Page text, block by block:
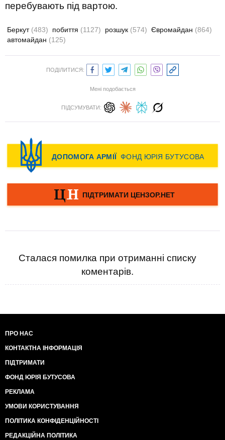
перебувають під вартою.
Беркут (483) побиття (1127) розшук (574) Євромайдан (864)
автомайдан (125)
ПОДІЛИТИСЯ:
Мені подобається
ПІДСУМУВАТИ:
Сталася помилка при отриманні списку
коментарів.
ПРО НАС
КОНТАКТНА ІНФОРМАЦІЯ
ПІДТРИМАТИ
ФОНД ЮРІЯ БУТУСОВА
РЕКЛАМА
УМОВИ КОРИСТУВАННЯ
ПОЛІТИКА КОНФІДЕНЦІЙНОСТІ
РЕДАКЦІЙНА ПОЛІТИКА